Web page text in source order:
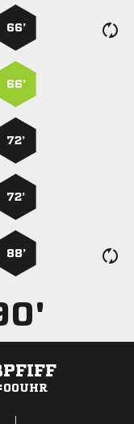
66’
66’
72’
72’
88’